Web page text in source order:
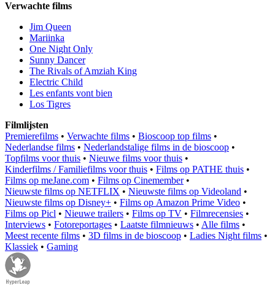
Verwachte films
Jim Queen
Mariinka
One Night Only
Sunny Dancer
The Rivals of Amziah King
Electric Child
Les enfants vont bien
Los Tigres
Filmlijsten
Premierefilms • Verwachte films • Bioscoop top films •
Nederlandse films • Nederlandstalige films in de bioscoop •
Topfilms voor thuis • Nieuwe films voor thuis •
Kinderfilms / Familiefilms voor thuis • Films op PATHE thuis •
Films op meJane.com • Films op Cinemember•
Nieuwste films op NETFLIX • Nieuwste films op Videoland •
Nieuwste films op Disney+ • Films op Amazon Prime Video •
Films op Picl • Nieuwe trailers • Films op TV • Filmrecensies •
Interviews • Fotoreportages • Laatste filmnieuws • Alle films •
Meest recente films • 3D films in de bioscoop • Ladies Night films •
Klassiek • Gaming